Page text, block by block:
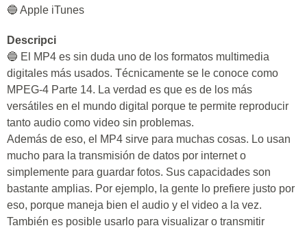
🔵 Apple iTunes
Descripci
🔵 El MP4 es sin duda uno de los formatos multimedia
digitales más usados. Técnicamente se le conoce como
MPEG-4 Parte 14. La verdad es que es de los más
versátiles en el mundo digital porque te permite reproducir
tanto audio como video sin problemas.
Además de eso, el MP4 sirve para muchas cosas. Lo usan
mucho para la transmisión de datos por internet o
simplemente para guardar fotos. Sus capacidades son
bastante amplias. Por ejemplo, la gente lo prefiere justo por
eso, porque maneja bien el audio y el video a la vez.
También es posible usarlo para visualizar o transmitir